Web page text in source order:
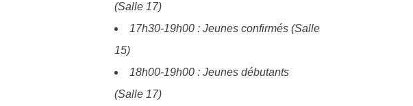
(Salle 17)
17h30-19h00 : Jeunes confirmés (Salle
15)
18h00-19h00 : Jeunes débutants
(Salle 17)